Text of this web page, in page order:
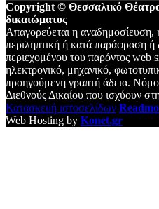
Copyright © Θεσσαλικό
δικαιώματος
Απαγορεύεται η
περιληπτική ή κατά παράφραση
περιεχομένου του παρόντος web
ηλεκτρονικό, μηχανικό,
προηγούμενη γραπτή άδεια.
Διεθνούς Δικαίου που ισχύουν
Κατασκευή ιστοσελίδων
Web Hosting by Konet.gr